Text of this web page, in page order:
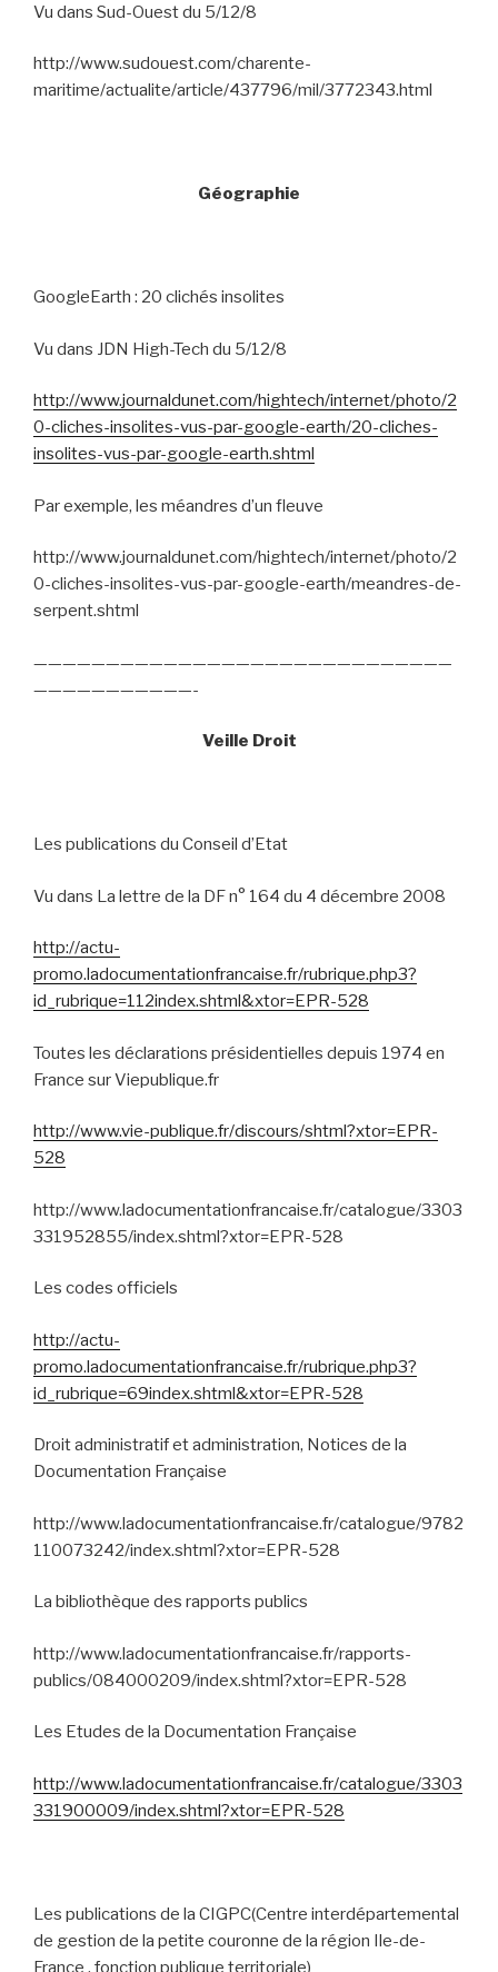
Vu dans Sud-Ouest du 5/12/8
http://www.sudouest.com/charente-
maritime/actualite/article/437796/mil/3772343.html
Géographie
GoogleEarth : 20 clichés insolites
Vu dans JDN High-Tech du 5/12/8
http://www.journaldunet.com/hightech/internet/photo/2
0-cliches-insolites-vus-par-google-earth/20-cliches-
insolites-vus-par-google-earth.shtml
Par exemple, les méandres d’un fleuve
http://www.journaldunet.com/hightech/internet/photo/2
0-cliches-insolites-vus-par-google-earth/meandres-de-
serpent.shtml
—————————————————————————————
———————————-
Veille Droit
Les publications du Conseil d’Etat
Vu dans La lettre de la DF n° 164 du 4 décembre 2008
http://actu-
promo.ladocumentationfrancaise.fr/rubrique.php3?
id_rubrique=112index.shtml&xtor=EPR-528
Toutes les déclarations présidentielles depuis 1974 en
France sur Viepublique.fr
http://www.vie-publique.fr/discours/shtml?xtor=EPR-
528
http://www.ladocumentationfrancaise.fr/catalogue/3303
331952855/index.shtml?xtor=EPR-528
Les codes officiels
http://actu-
promo.ladocumentationfrancaise.fr/rubrique.php3?
id_rubrique=69index.shtml&xtor=EPR-528
Droit administratif et administration, Notices de la
Documentation Française
http://www.ladocumentationfrancaise.fr/catalogue/9782
110073242/index.shtml?xtor=EPR-528
La bibliothèque des rapports publics
http://www.ladocumentationfrancaise.fr/rapports-
publics/084000209/index.shtml?xtor=EPR-528
Les Etudes de la Documentation Française
http://www.ladocumentationfrancaise.fr/catalogue/3303
331900009/index.shtml?xtor=EPR-528
Les publications de la CIGPC(Centre interdépartemental
de gestion de la petite couronne de la région Ile-de-
France , fonction publique territoriale)